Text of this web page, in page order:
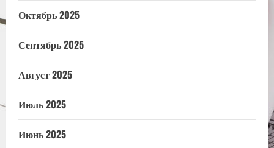
Октябрь 2025
Сентябрь 2025
Август 2025
Июль 2025
Июнь 2025